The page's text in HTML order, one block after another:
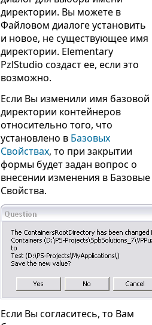
директории. Вы можете в
Файловом диалоге установить
и новое, не существующее имя
директории. Elementary
PzlStudio создаст ее, если это
возможно.
Если Вы изменили имя базовой
директории контейнеров
относительно того, что
установлено в Базовых
Свойствах, то при закрытии
формы будет задан вопрос о
внесении изменения в Базовые
Свойства.
Если Вы согласитесь, то Вам